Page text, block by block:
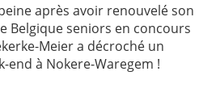
après avoir renouvelé son
Belgique seniors en concours
Meier a décroché un
end à Nokere-Waregem !